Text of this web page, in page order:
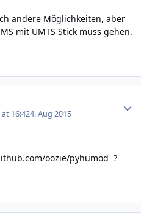
andere Möglichkeiten, aber
mit UMTS Stick muss gehen.
16:424. Aug 2015
oozie/pyhumod ?